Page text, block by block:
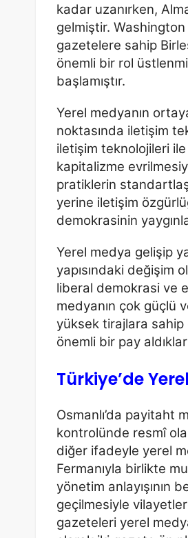
kadar uzanırken,
gelmiştir.
gazetelere sahip
önemli bir rol
başlamıştır.
Yerel medyanın
noktasında iletişim
iletişim teknolojileri
kapitalizme
pratiklerin
yerine iletişim
demokrasinin
Yerel medya gelişip
yapısındaki değişim
liberal demokrasi ve
medyanın çok güçlü
yüksek tirajlara sahip
önemli bir pay
Türkiye’de
Osmanlı’da
kontrolünde resmî
diğer ifadeyle yerel
Fermanıyla birlikte
yönetim anlayışının
geçilmesiyle
gazeteleri yerel